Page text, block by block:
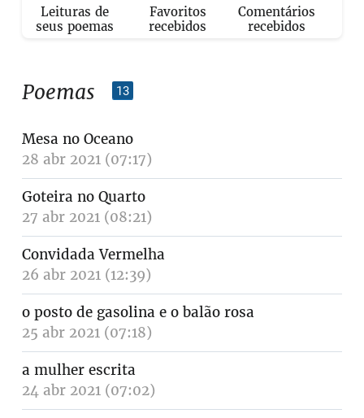
Leituras de
seus poemas
Favoritos
recebidos
Comentários
recebidos
Poemas 13
Mesa no Oceano
28 abr 2021 (07:17)
Goteira no Quarto
27 abr 2021 (08:21)
Convidada Vermelha
26 abr 2021 (12:39)
o posto de gasolina e o balão rosa
25 abr 2021 (07:18)
a mulher escrita
24 abr 2021 (07:02)